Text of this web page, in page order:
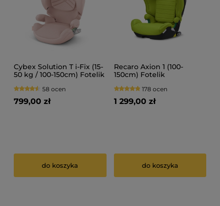
Cybex Solution T i-Fix (15-
50 kg / 100-150cm) Fotelik
58 ocen
799,00 zł
do koszyka
Recaro Axion 1 (100-
150cm) Fotelik
178 ocen
1 299,00 zł
do koszyka